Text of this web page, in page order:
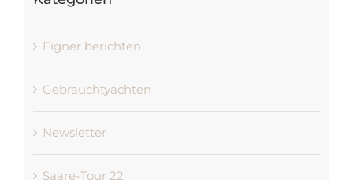
Kategorien
Eigner berichten
Gebrauchtyachten